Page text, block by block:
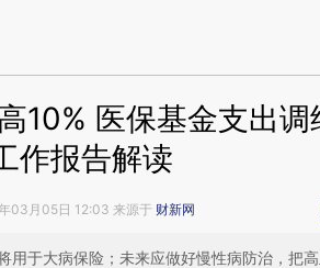
10% 医保基金支出
作报告解读
03月05日 12:03 来源于 财新网
用于大病保险；未来应做好慢性病防治，把